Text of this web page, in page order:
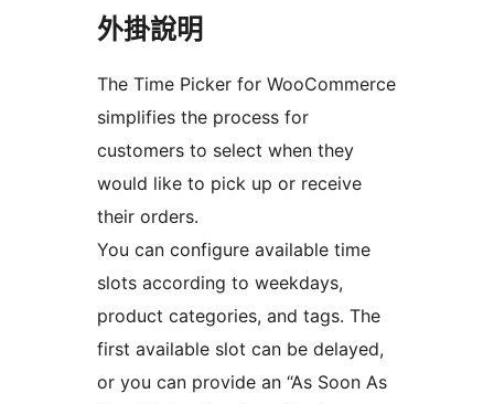
外掛說明
The Time Picker for WooCommerce
simplifies the process for
customers to select when they
would like to pick up or receive
their orders.
You can configure available time
slots according to weekdays,
product categories, and tags. The
first available slot can be delayed,
or you can provide an “As Soon As